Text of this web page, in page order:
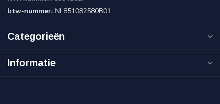
btw-nummer: NL851082580B01
Categorieën
Informatie